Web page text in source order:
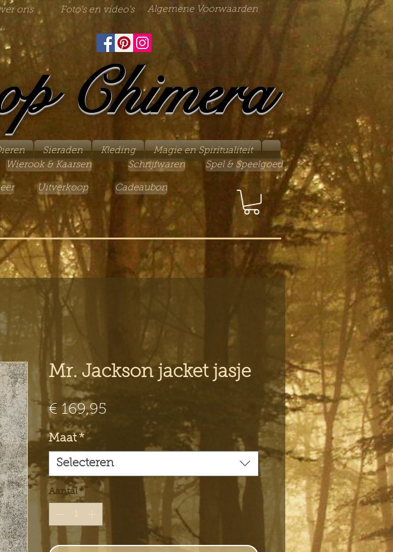
ons Foto's en video's Algemene Voorwaarden
Chimera
Sieraden Kleding
Magie en Spiritualiteit
Wierook & Kaarsen Schrijfwaren
Uitverkoop Cadeaubon
Spel & Speelgoed
Mr. Jackson jacket jasje
€ 169,95
Maat *
Selecteren
Aantal *